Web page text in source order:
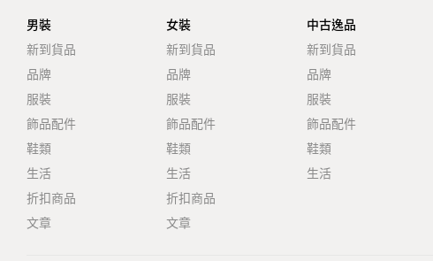
男裝
新到貨品
品牌
服裝
飾品配件
鞋類
生活
折扣商品
文章
女裝
新到貨品
品牌
服裝
飾品配件
鞋類
生活
折扣商品
文章
中古逸品
新到貨品
品牌
服裝
飾品配件
鞋類
生活